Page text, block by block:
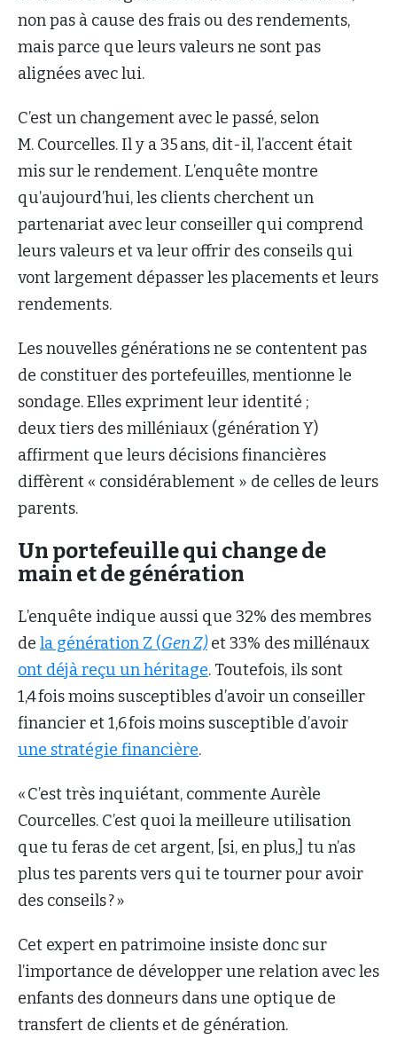
non pas à cause des frais ou des rendements,
mais parce que leurs valeurs ne sont pas
alignées avec lui.
C’est un changement avec le passé, selon
M. Courcelles. Il y a 35 ans, dit-il, l’accent était
mis sur le rendement. L’enquête montre
qu’aujourd’hui, les clients cherchent un
partenariat avec leur conseiller qui comprend
leurs valeurs et va leur offrir des conseils qui
vont largement dépasser les placements et leurs
rendements.
Les nouvelles générations ne se contentent pas
de constituer des portefeuilles, mentionne le
sondage. Elles expriment leur identité ;
deux tiers des milléniaux (génération Y)
affirment que leurs décisions financières
diffèrent « considérablement » de celles de leurs
parents.
Un portefeuille qui change de
main et de génération
L’enquête indique aussi que 32% des membres
de la génération Z (Gen Z)et 33% des millénaux
ont déjà reçu un héritage. Toutefois, ils sont
1,4 fois moins susceptibles d’avoir un conseiller
financier et 1,6 fois moins susceptible d’avoir
une stratégie financière.
« C’est très inquiétant, commente Aurèle
Courcelles. C’est quoi la meilleure utilisation
que tu feras de cet argent, [si, en plus,] tu n’as
plus tes parents vers qui te tourner pour avoir
des conseils ? »
Cet expert en patrimoine insiste donc sur
l’importance de développer une relation avec les
enfants des donneurs dans une optique de
transfert de clients et de génération.